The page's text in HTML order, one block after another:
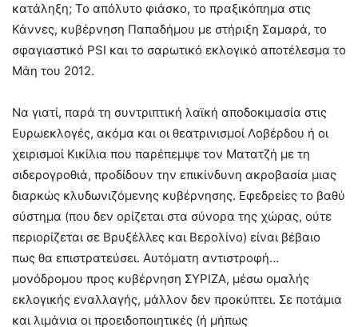
κατάληξη; Το απόλυτο φιάσκο, το πραξικόπημα στις
Κάννες, κυβέρνηση Παπαδήμου με στήριξη Σαμαρά, το
σφαγιαστικό PSI και το σαρωτικό εκλογικό αποτέλεσμα το
Μάη του 2012.
Να γιατί, παρά τη συντριπτική λαϊκή αποδοκιμασία στις
Ευρωεκλογές, ακόμα και οι θεατρινισμοί Λοβέρδου ή οι
χειρισμοί Κικίλια που παρέπεμψε τον Ματατζή με τη
σιδερογροθιά, προδίδουν την επικίνδυνη ακροβασία μιας
διαρκώς κλυδωνιζόμενης κυβέρνησης. Εφεδρείες το βαθύ
σύστημα (που δεν ορίζεται στα σύνορα της χώρας, ούτε
περιορίζεται σε Βρυξέλλες και Βερολίνο) είναι βέβαιο
πως θα επιστρατεύσει. Αυτόματη αντιστροφή…
μονόδρομου προς κυβέρνηση ΣΥΡΙΖΑ, μέσω ομαλής
εκλογικής εναλλαγής, μάλλον δεν προκύπτει. Σε ποτάμια
και λιμάνια οι προειδοποιητικές (ή μήπως